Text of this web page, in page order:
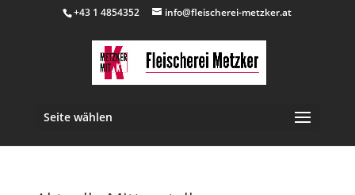
+43 1 4854352 info@fleischerei-metzker.at
Seite wählen